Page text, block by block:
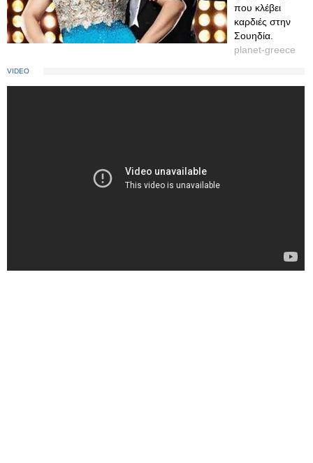
που κλέβει
καρδιές στην
Σουηδία.
planet-greece
VIDEO